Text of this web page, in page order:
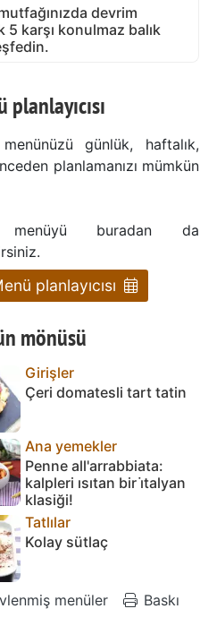
devrim
5 karşı konulmaz balık
planlayıcısı
günlük, haftalık,
planlamanızı mümkün
menüyü buradan da
planlayıcısı
mönüsü
Girişler
Çeri domatesli tart tatin
Ana yemekler
Penne all'arrabbiata:
kalpleri ısıtan bir i̇talyan
klasiği!
Tatlılar
Kolay sütlaç
menüler Baskı